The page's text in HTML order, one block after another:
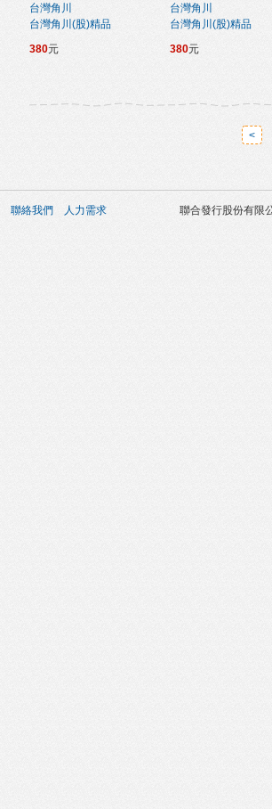
台灣角川
台灣角川(股)精品
380元
台灣角川
台灣角川(股)精品
380元
<
聯絡我們 人力需求 聯合發行股份有限